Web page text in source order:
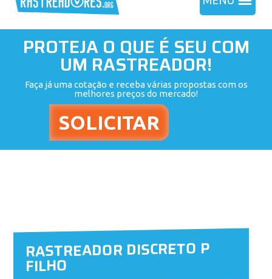
PROTEJA O QUE É SEU COM
UM RASTREADOR!
Faça já uma cotação e receba várias propostas com os
melhores preços do mercado!
RASTREADOR DISCRETO P
FILHO